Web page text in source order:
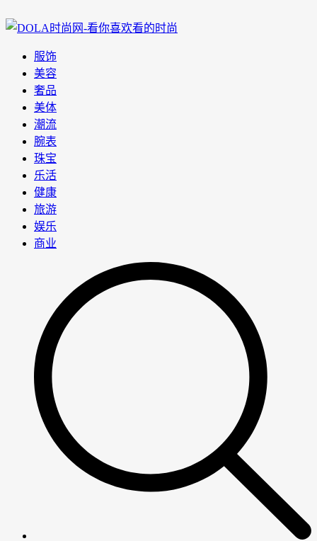
服饰
美容
奢品
美体
潮流
腕表
珠宝
乐活
健康
旅游
娱乐
商业